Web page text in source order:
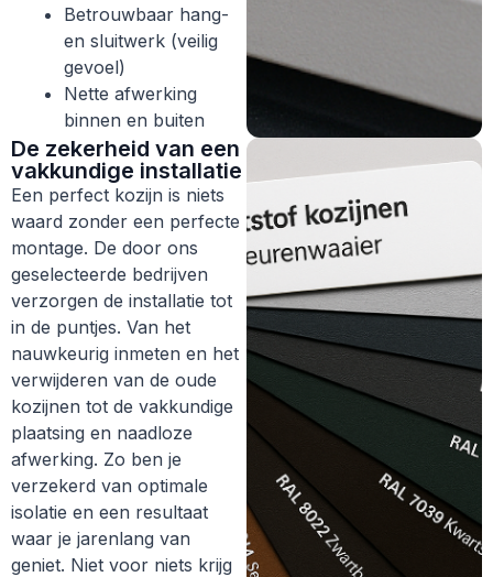
Betrouwbaar hang-
en sluitwerk (veilig
gevoel)
Nette afwerking
binnen en buiten
De zekerheid van een
vakkundige installatie
Een perfect kozijn is niets
waard zonder een perfecte
montage. De door ons
geselecteerde bedrijven
verzorgen de installatie tot
in de puntjes. Van het
nauwkeurig inmeten en het
verwijderen van de oude
kozijnen tot de vakkundige
plaatsing en naadloze
afwerking. Zo ben je
verzekerd van optimale
isolatie en een resultaat
waar je jarenlang van
geniet. Niet voor niets krijg